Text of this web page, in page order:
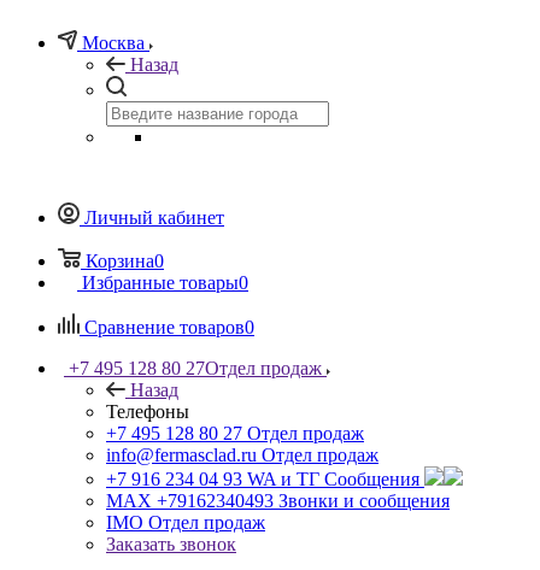
Москва
Назад
Личный кабинет
Корзина0
Избранные товары0
Сравнение товаров0
+7 495 128 80 27Отдел продаж
Назад
Телефоны
+7 495 128 80 27 Отдел продаж
info@fermasclad.ru Отдел продаж
+7 916 234 04 93 WA и ТГ Сообщения
MAX +79162340493 Звонки и сообщения
IMO Отдел продаж
Заказать звонок